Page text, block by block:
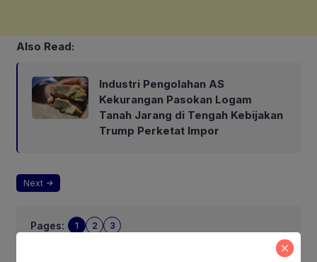
Also Read:
Industri Pengolahan AS
Kekurangan Pasokan Logam
Tanah Jarang di Tengah Kebijakan
Trump Perketat Impor
Next
Pages: 1 2 3